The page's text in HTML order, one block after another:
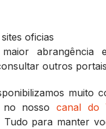
oficias
abrangência
outros
muito
nosso canal do
para manter